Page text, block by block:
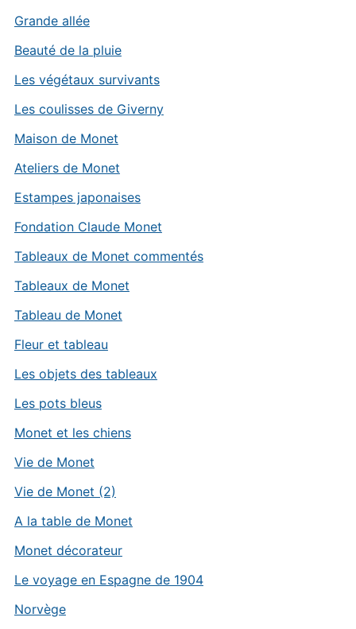
Grande allée
Beauté de la pluie
Les végétaux survivants
Les coulisses de Giverny
Maison de Monet
Ateliers de Monet
Estampes japonaises
Fondation Claude Monet
Tableaux de Monet commentés
Tableaux de Monet
Tableau de Monet
Fleur et tableau
Les objets des tableaux
Les pots bleus
Monet et les chiens
Vie de Monet
Vie de Monet (2)
A la table de Monet
Monet décorateur
Le voyage en Espagne de 1904
Norvège